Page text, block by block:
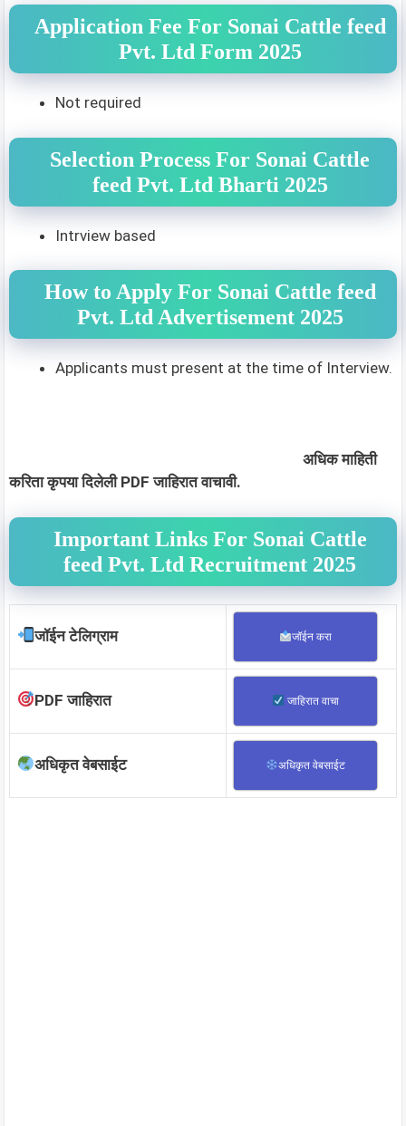
Application Fee For Sonai Cattle feed
Pvt. Ltd Form 2025
Not required
Selection Process For Sonai Cattle
feed Pvt. Ltd Bharti 2025
Intrview based
How to Apply For Sonai Cattle feed
Pvt. Ltd Advertisement 2025
Applicants must present at the time of Interview.
अधिक माहिती
करिता कृपया दिलेली PDF जाहिरात वाचावी.
Important Links For Sonai Cattle
feed Pvt. Ltd Recruitment 2025
जॉईन टेलिग्राम जॉईन करा
PDF जाहिरात जाहिरात वाचा
अधिकृत वेबसाईट अधिकृत वेबसाईट